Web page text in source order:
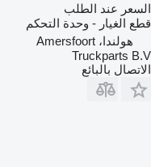
السعر عند الطلب
قطع الغيار - وحدة التحكم
هولندا، Amersfoort
Truckparts B.V
الاتصال بالبائع